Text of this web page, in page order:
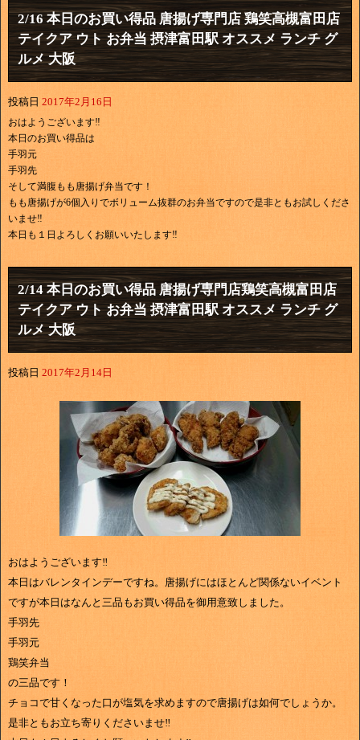
2/16 本日のお買い得品 唐揚げ専門店 鶏笑高槻富田店
テイクア ウト お弁当 摂津富田駅 オススメ ランチ グ
ルメ 大阪
投稿日 2017年2月16日
おはようございます‼
本日のお買い得品は
手羽元
手羽先
そして満腹もも唐揚げ弁当です！
もも唐揚げが6個入りでボリューム抜群のお弁当ですので是非ともお試しくださ
いませ‼
本日も１日よろしくお願いいたします‼
2/14 本日のお買い得品 唐揚げ専門店鶏笑高槻富田店
テイクア ウト お弁当 摂津富田駅 オススメ ランチ グ
ルメ 大阪
投稿日 2017年2月14日
おはようございます‼
本日はバレンタインデーですね。唐揚げにはほとんど関係ないイベント
ですが本日はなんと三品もお買い得品を御用意致しました。
手羽先
手羽元
鶏笑弁当
の三品です！
チョコで甘くなった口が塩気を求めますので唐揚げは如何でしょうか。
是非ともお立ち寄りくださいませ‼